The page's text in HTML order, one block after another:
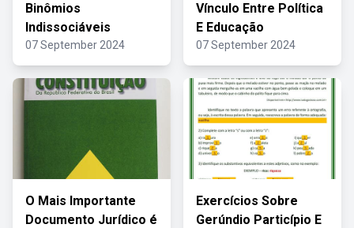
Binômios
Indissociáveis
07 September 2024
Vínculo Entre Política
E Educação
07 September 2024
O Mais Importante
Documento Jurídico é
Exercícios Sobre
Gerúndio Particípio E